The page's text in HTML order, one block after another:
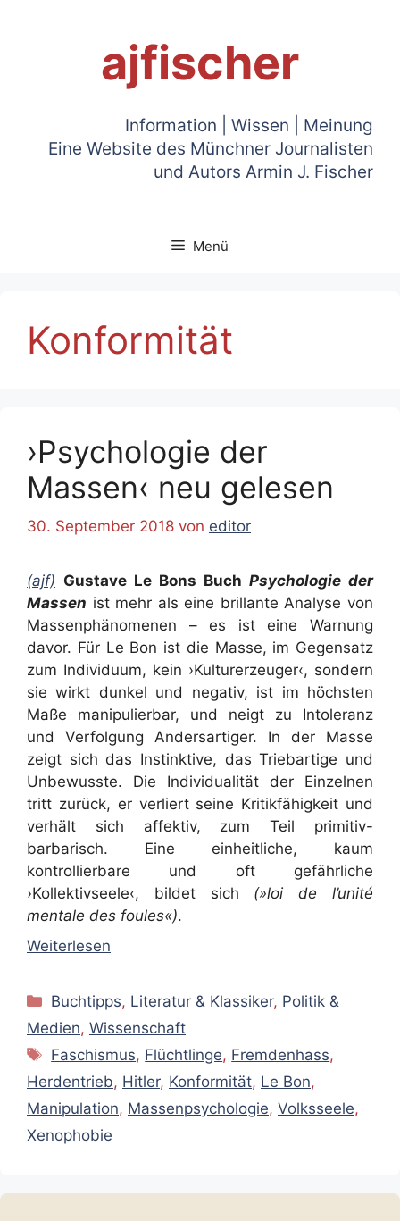
ajfischer
Information | Wissen | Meinung
Eine Website des Münchner Journalisten
und Autors Armin J. Fischer
Menü
Konformität
›Psychologie der
Massen‹ neu gelesen
30. September 2018 von editor
(ajf) Gustave Le Bons Buch Psychologie der
Massen ist mehr als eine brillante Analyse von
Massenphänomenen – es ist eine Warnung
davor. Für Le Bon ist die Masse, im Gegensatz
zum Individuum, kein ›Kulturerzeuger‹, sondern
sie wirkt dunkel und negativ, ist im höchsten
Maße manipulierbar, und neigt zu Intoleranz
und Verfolgung Andersartiger. In der Masse
zeigt sich das Instinktive, das Triebartige und
Unbewusste. Die Individualität der Einzelnen
tritt zurück, er verliert seine Kritikfähigkeit und
verhält sich affektiv, zum Teil primitiv-
barbarisch. Eine einheitliche, kaum
kontrollierbare und oft gefährliche
›Kollektivseele‹, bildet sich (»loi de l’unité
mentale des foules«).
Weiterlesen
Kategorien
Buchtipps, Literatur & Klassiker, Politik &
Medien, Wissenschaft
Schlagwörter
Faschismus, Flüchtlinge, Fremdenhass,
Herdentrieb, Hitler, Konformität, Le Bon,
Manipulation, Massenpsychologie, Volksseele,
Xenophobie